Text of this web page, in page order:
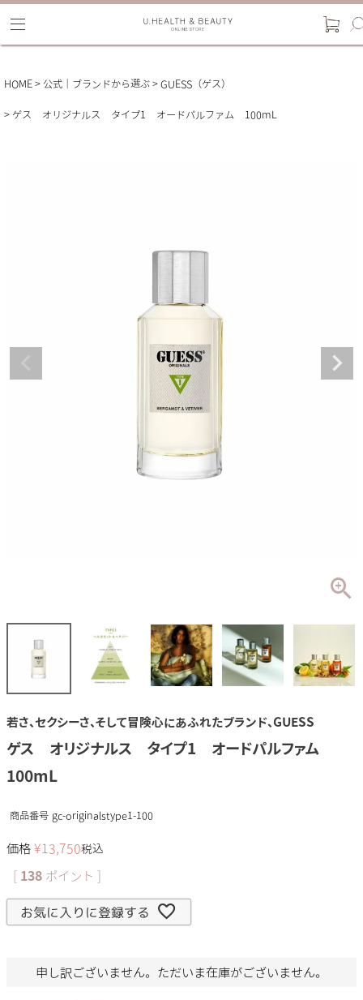
HOME 公式｜ブランドから選ぶ GUESS（ゲス）
ゲス オリジナルス タイプ1 オードパルファム 100mL
若さ、セクシーさ、そして冒険心にあふれたブランド、GUESS
ゲス オリジナルス タイプ1 オードパルファム
100mL
商品番号 gc-originalstype1-100
価格 ¥13,750税込
138 ポイント ]
お気に入りに登録する
申し訳ございません。ただいま在庫がございません。